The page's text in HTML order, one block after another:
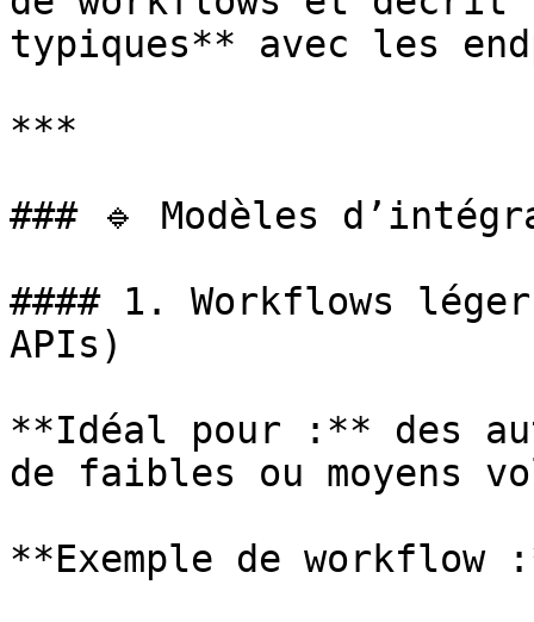
typiques** avec les
***
### 🔹 Modèles
#### 1. Workflows
APIs)
**Idéal pour :** des
de faibles ou moyens
**Exemple de workflow